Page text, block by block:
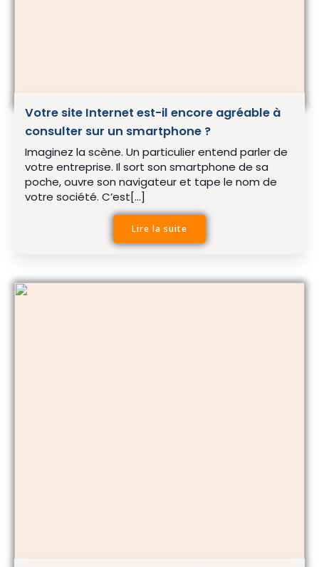
Votre site Internet est-il encore agréable à
consulter sur un smartphone ?
Imaginez la scène. Un particulier entend parler de
votre entreprise. Il sort son smartphone de sa
poche, ouvre son navigateur et tape le nom de
votre société. C’est[…]
Lire la suite